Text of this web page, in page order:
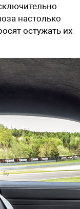
настолько
остужать их